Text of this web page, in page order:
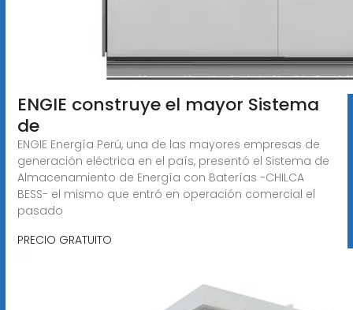
ENGIE construye el mayor Sistema
de
ENGIE Energía Perú, una de las mayores empresas de
generación eléctrica en el país, presentó el Sistema de
Almacenamiento de Energía con Baterías -CHILCA
BESS- el mismo que entró en operación comercial el
pasado
PRECIO GRATUITO